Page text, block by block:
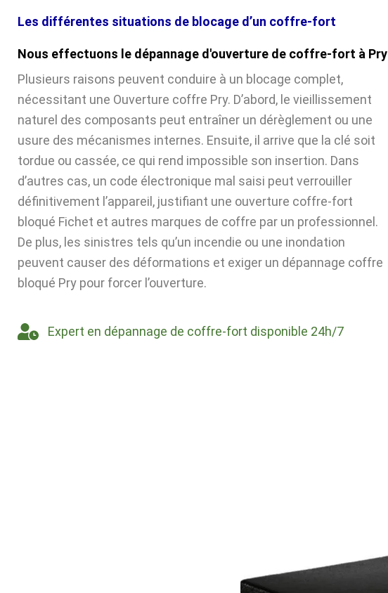
Les différentes situations de blocage d’un coffre-fort
Nous effectuons le dépannage d'ouverture de coffre-fort à Pry
Plusieurs raisons peuvent conduire à un blocage complet,
nécessitant une Ouverture coffre Pry. D’abord, le vieillissement
naturel des composants peut entraîner un dérèglement ou une
usure des mécanismes internes. Ensuite, il arrive que la clé soit
tordue ou cassée, ce qui rend impossible son insertion. Dans
d’autres cas, un code électronique mal saisi peut verrouiller
définitivement l’appareil, justifiant une ouverture coffre-fort
bloqué Fichet et autres marques de coffre par un professionnel.
De plus, les sinistres tels qu’un incendie ou une inondation
peuvent causer des déformations et exiger un dépannage coffre
bloqué Pry pour forcer l’ouverture.
Expert en dépannage de coffre-fort disponible 24h/7